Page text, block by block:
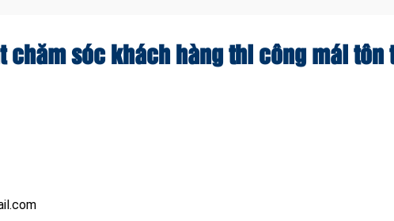
chăm sóc khách hàng thi công mái tôn